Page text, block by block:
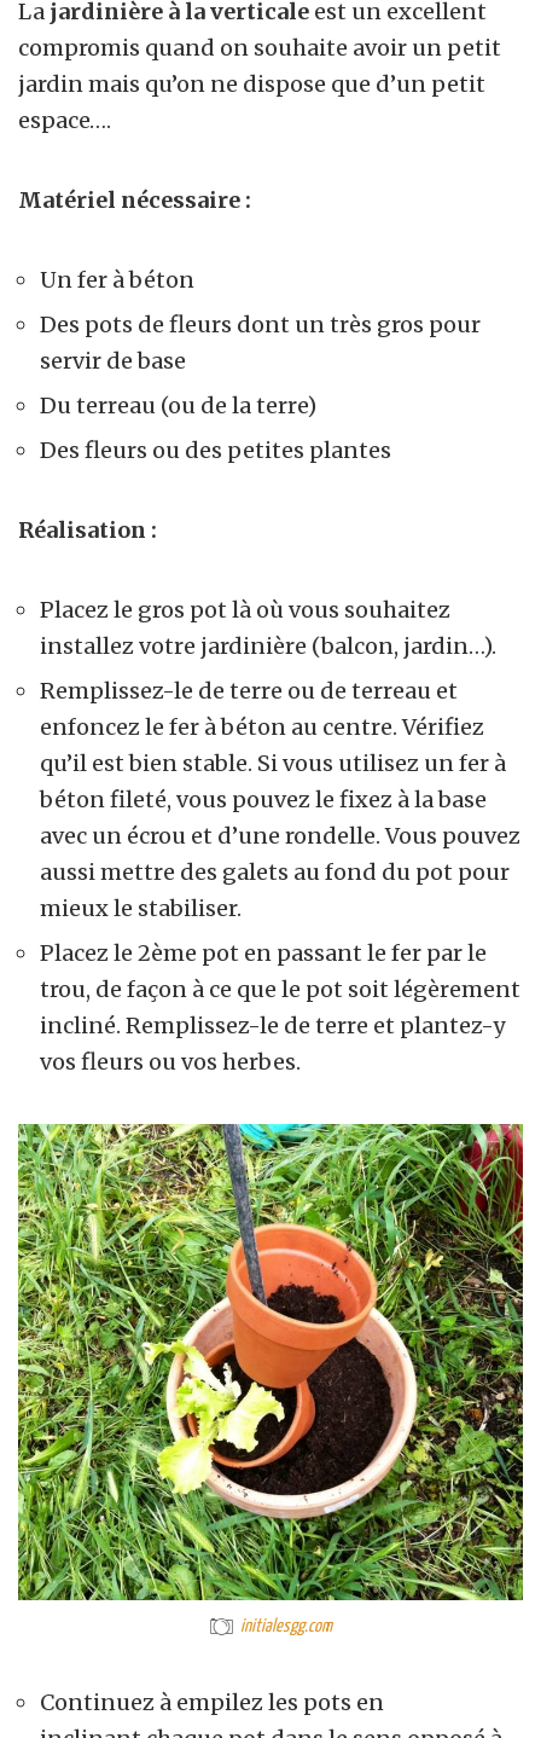
La jardinière à la verticale est un excellent
compromis quand on souhaite avoir un petit
jardin mais qu’on ne dispose que d’un petit
espace….
Matériel nécessaire :
Un fer à béton
Des pots de fleurs dont un très gros pour
servir de base
Du terreau (ou de la terre)
Des fleurs ou des petites plantes
Réalisation :
Placez le gros pot là où vous souhaitez
installez votre jardinière (balcon, jardin…).
Remplissez-le de terre ou de terreau et
enfoncez le fer à béton au centre. Vérifiez
qu’il est bien stable. Si vous utilisez un fer à
béton fileté, vous pouvez le fixez à la base
avec un écrou et d’une rondelle. Vous pouvez
aussi mettre des galets au fond du pot pour
mieux le stabiliser.
Placez le 2ème pot en passant le fer par le
trou, de façon à ce que le pot soit légèrement
incliné. Remplissez-le de terre et plantez-y
vos fleurs ou vos herbes.
initialesgg.com
Continuez à empilez les pots en